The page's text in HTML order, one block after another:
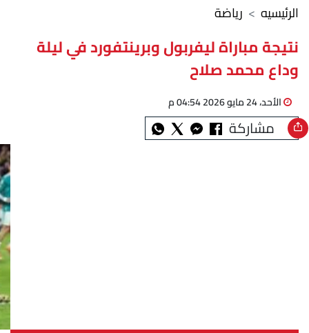
رياضة الرئيسيه
نتيجة مباراة ليفربول وبرينتفورد في ليلة
وداع محمد صلاح
الأحد، 24 مايو 2026 04:54 م
مشاركة